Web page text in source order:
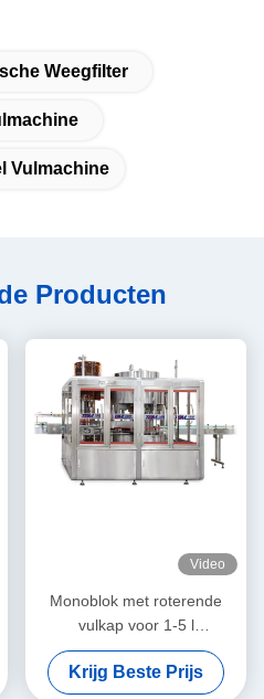
Weegfilter
Vulmachine
Producten
Video
Monoblok met roterende
vulkap voor 1-5 l
smeermiddel, smeerolie
Krijg Beste Prijs